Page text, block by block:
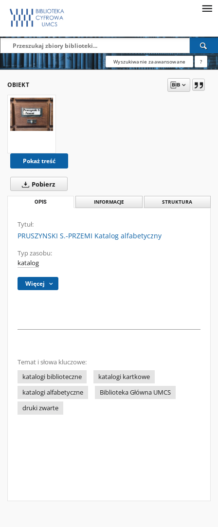
Wyszukiwanie zaawansowane ?
OBIEKT
Pokaż treść
Pobierz
OPIS INFORMACJE STRUKTURA
Tytuł:
PRUSZYNSKI S.-PRZEMI Katalog alfabetyczny
Typ zasobu:
katalog
Więcej
Temat i słowa kluczowe:
katalogi biblioteczne
katalogi kartkowe
katalogi alfabetyczne
Biblioteka Główna UMCS
druki zwarte